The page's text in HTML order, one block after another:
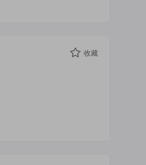
收藏